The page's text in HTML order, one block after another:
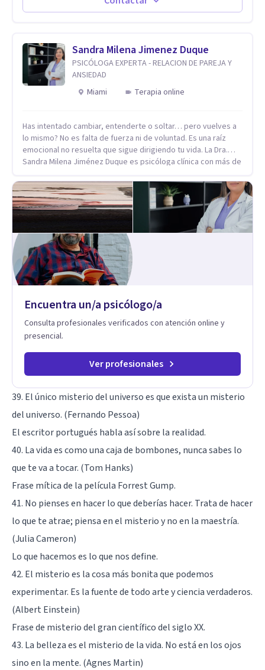
desarrollar nuevas habilidades y estrategias basadas en la
Sandra Milena Jimenez Duque
PSICÓLOGA EXPERTA - RELACION DE PAREJA Y
ANSIEDAD
Miami
Terapia online
Has intentado cambiar, entenderte o soltar… pero vuelves a
lo mismo? No es falta de fuerza ni de voluntad. Es una raíz
emocional no resuelta que sigue dirigiendo tu vida. La Dra.
Sandra Milena Jiménez Duque es psicóloga clínica con más de
profesionales más destacadas en el abordaje profundo de la
ansiedad, la baja autoestima, la dependencia emocional y los
conflictos de pareja. Ha trabajado con pacientes en
diferentes países, acompañando procesos complejos. Su
enfoque terapéutico se diferencia por una premisa clara: no
trabaja el síntoma, trabaja la raíz que lo origina. Su
metodología interviene en tres niveles: regulación del
sistema emocional, reprocesamiento de heridas de la
infancia y reestructuración cognitiva profunda, permitiendo
origen. Si buscas un proceso superficial, este no es el lugar.
raíz de lo que te ocurre, la Dra. Sandra Milena Jiménez Duque
es una de las mejores opciones para acompañarte. Porque
cuando sanas tu mundo interno, cambias tu forma de pensar,
Encuentra un/a psicólogo/a
Consulta profesionales verificados con atención online y
presencial.
Ver profesionales
39. El único misterio del universo es que exista un misterio
del universo. (Fernando Pessoa)
El escritor portugués habla así sobre la realidad.
40. La vida es como una caja de bombones, nunca sabes lo
que te va a tocar. (Tom Hanks)
Frase mítica de la película Forrest Gump.
41. No pienses en hacer lo que deberías hacer. Trata de hacer
lo que te atrae; piensa en el misterio y no en la maestría.
(Julia Cameron)
Lo que hacemos es lo que nos define.
42. El misterio es la cosa más bonita que podemos
experimentar. Es la fuente de todo arte y ciencia verdaderos.
(Albert Einstein)
Frase de misterio del gran científico del siglo XX.
43. La belleza es el misterio de la vida. No está en los ojos
sino en la mente. (Agnes Martin)